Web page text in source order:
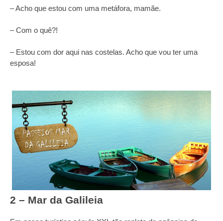
– Acho que estou com uma metáfora, mamãe.
– Com o quê?!
– Estou com dor aqui nas costelas. Acho que vou ter uma
esposa!
2 – Mar da Galileia